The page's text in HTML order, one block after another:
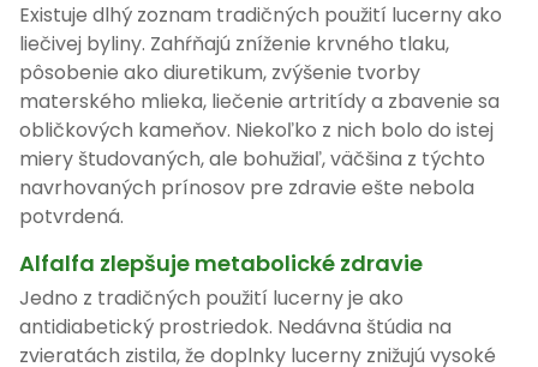
Existuje dlhý zoznam tradičných použití lucerny ako
liečivej byliny. Zahŕňajú zníženie krvného tlaku,
pôsobenie ako diuretikum, zvýšenie tvorby
materského mlieka, liečenie artritídy a zbavenie sa
obličkových kameňov. Niekoľko z nich bolo do istej
miery študovaných, ale bohužiaľ, väčšina z týchto
navrhovaných prínosov pre zdravie ešte nebola
potvrdená.
Alfalfa zlepšuje metabolické zdravie
Jedno z tradičných použití lucerny je ako
antidiabetický prostriedok. Nedávna štúdia na
zvieratách zistila, že doplnky lucerny znižujú vysoké